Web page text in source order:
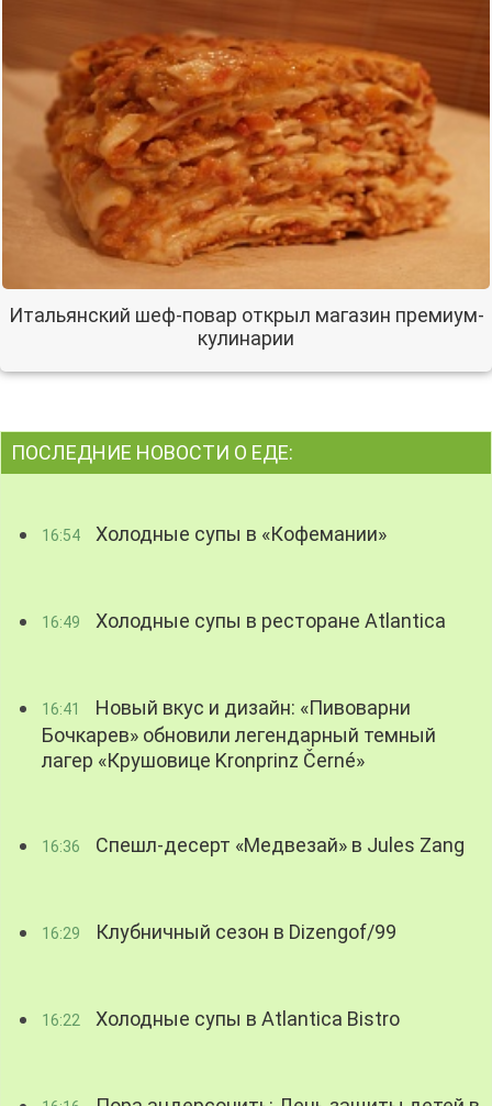
Итальянский шеф-повар открыл магазин премиум-
кулинарии
ПОСЛЕДНИЕ НОВОСТИ О ЕДЕ:
16:54 Холодные супы в «Кофемании»
16:49 Холодные супы в ресторане Atlantica
16:41
Новый вкус и дизайн: «Пивоварни
Бочкарев» обновили легендарный темный
лагер «Крушовице Kronprinz Černé»
16:36 Спешл-десерт «Медвезай» в Jules Zang
16:29 Клубничный сезон в Dizengof/99
16:22 Холодные супы в Atlantica Bistro